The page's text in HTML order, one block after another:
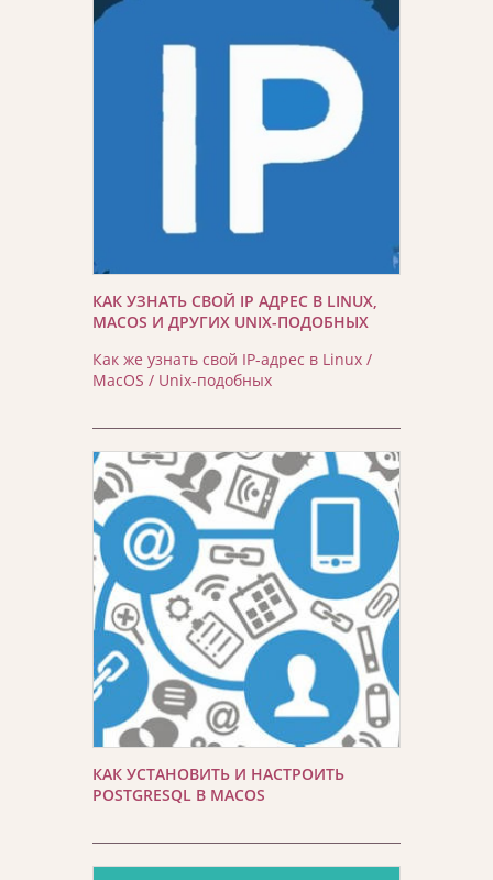
КАК УЗНАТЬ СВОЙ IP АДРЕС В LINUX,
MACOS И ДРУГИХ UNIX-ПОДОБНЫХ
Как же узнать свой IP-адрес в Linux /
MacOS / Unix-подобных
КАК УСТАНОВИТЬ И НАСТРОИТЬ
POSTGRESQL В MACOS